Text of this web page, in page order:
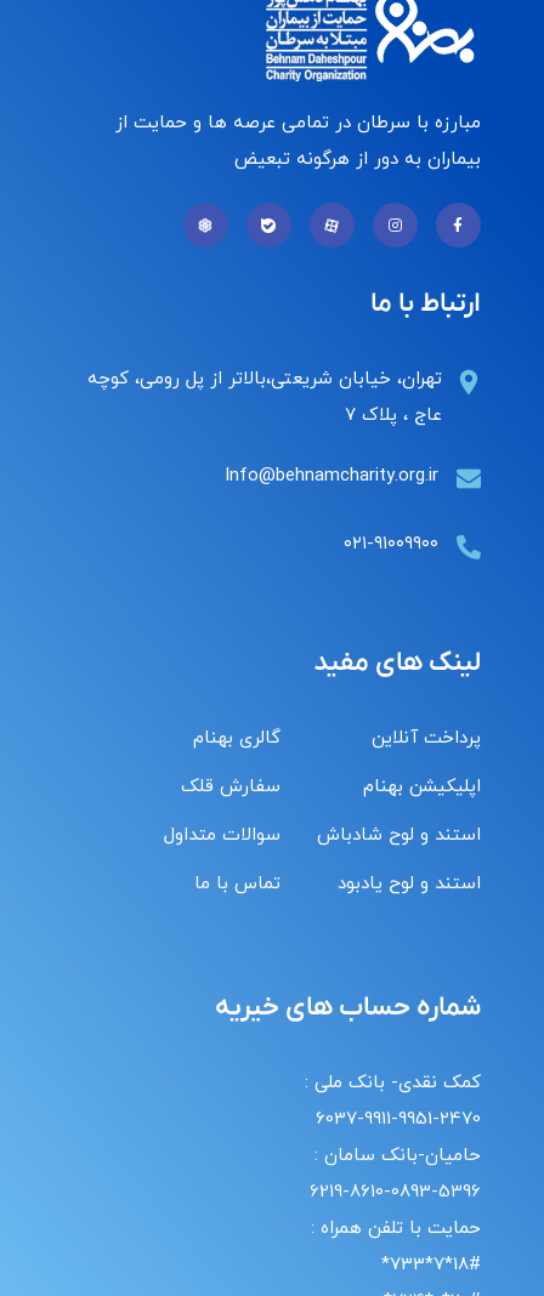
مبارزه با سرطان در تمامی عرصه ها و حمایت از
بیماران به دور از هرگونه تبعیض
ارتباط با ما
تهران، خیابان شریعتی،بالاتر از پل رومی، کوچه
عاج ، پلاک ۷
Info@behnamcharity.org.ir
۰۲۱-۹۱۰۰۹۹۰۰
لینک های مفید
پرداخت آنلاین
اپلیکیشن بهنام
استند و لوح شادباش
استند و لوح یادبود
گالری بهنام
سفارش قلک
سوالات متداول
تماس با ما
شماره حساب های خیریه
کمک نقدی- بانک ملی :
6037-9911-9951-2470
حامیان-بانک سامان :
6219-8610-0893-5396
حمایت با تلفن همراه :
18#*7*733*